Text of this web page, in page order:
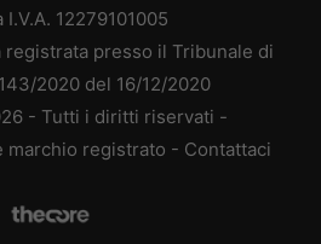
I.V.A. 12279101005
registrata presso il Tribunale di
2020 del 16/12/2020
- Tutti i diritti riservati -
marchio registrato - Contattaci